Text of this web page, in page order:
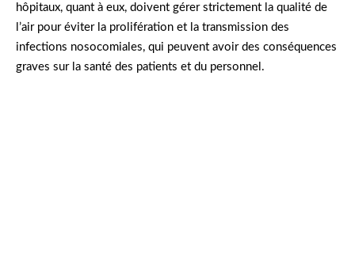
hôpitaux, quant à eux, doivent gérer strictement la qualité de
l’air pour éviter la prolifération et la transmission des
infections nosocomiales, qui peuvent avoir des conséquences
graves sur la santé des patients et du personnel.